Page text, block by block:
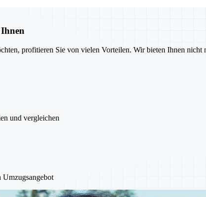
profitieren Sie von vielen Vorteilen. Wir bieten Ihnen
und vergleichen
Umzugsangebot